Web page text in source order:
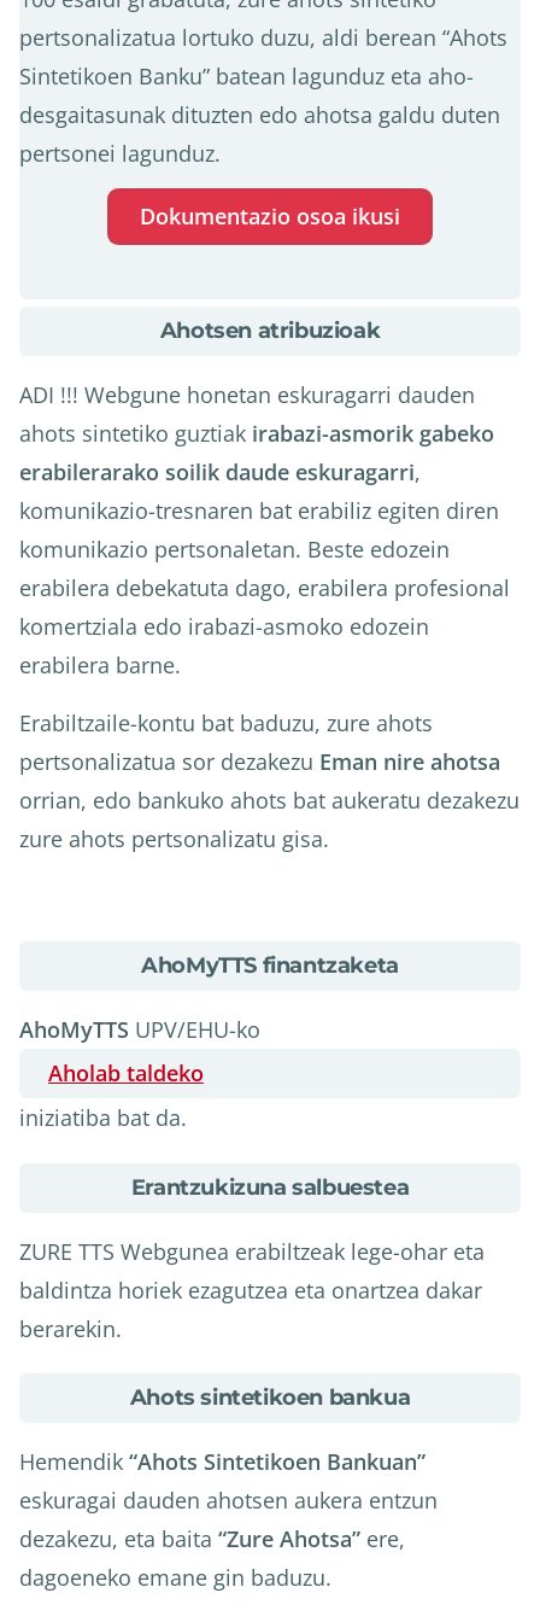
pertsonalizatua lortuko duzu, aldi berean “Ahots
Sintetikoen Banku” batean lagunduz eta aho-
desgaitasunak dituzten edo ahotsa galdu duten
pertsonei lagunduz.
Dokumentazio osoa ikusi
Ahotsen atribuzioak
ADI !!! Webgune honetan eskuragarri dauden
ahots sintetiko guztiak irabazi-asmorik gabeko
erabilerarako soilik daude eskuragarri,
komunikazio-tresnaren bat erabiliz egiten diren
komunikazio pertsonaletan. Beste edozein
erabilera debekatuta dago, erabilera profesional
komertziala edo irabazi-asmoko edozein
erabilera barne.
Erabiltzaile-kontu bat baduzu, zure ahots
pertsonalizatua sor dezakezu Eman nire ahotsa
orrian, edo bankuko ahots bat aukeratu dezakezu
zure ahots pertsonalizatu gisa.
about
atribuzioak
AhoMyTTS finantzaketa
AhoMyTTS UPV/EHU-ko
Aholab taldeko
iniziatiba bat da.
about
finantzaketa
Erantzukizuna salbuestea
ZURE TTS Webgunea erabiltzeak lege-ohar eta
baldintza horiek ezagutzea eta onartzea dakar
berarekin.
about
salbuestea
Ahots sintetikoen bankua
Hemendik “Ahots Sintetikoen Bankuan”
eskuragai dauden ahotsen aukera entzun
dezakezu, eta baita “Zure Ahotsa” ere,
dagoeneko emane gin baduzu.
about
sintetikoen
bankua